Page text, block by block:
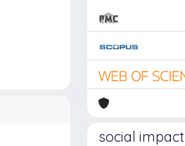
social impact